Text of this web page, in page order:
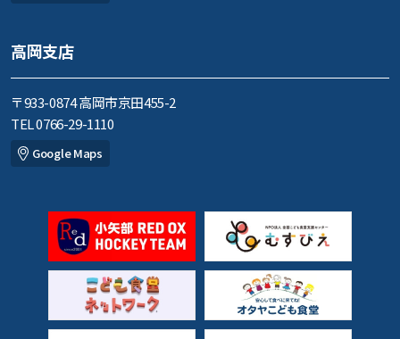
高岡支店
〒933-0874 高岡市京田455-2
TEL 0766-29-1110
Google Maps